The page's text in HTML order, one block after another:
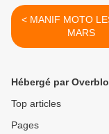
< MANIF MOTO LES 24/25
MARS
Hébergé par
Top articles
Pages